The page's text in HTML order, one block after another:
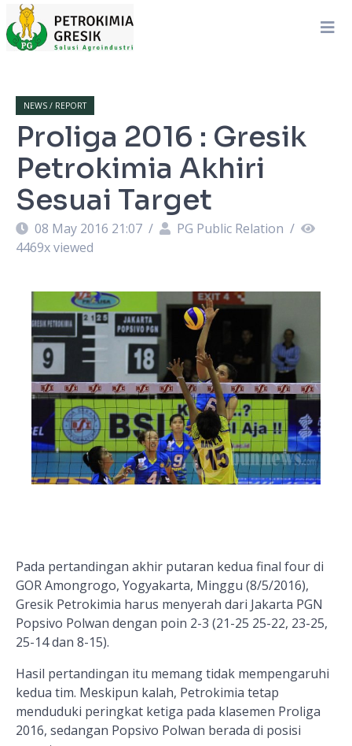
NEWS / REPORT
Proliga 2016 : Gresik
Petrokimia Akhiri
Sesuai Target
08 May 2016 21:07 / PG Public Relation /
4469x viewed
Pada pertandingan akhir putaran kedua final four di
GOR Amongrogo, Yogyakarta, Minggu (8/5/2016),
Gresik Petrokimia harus menyerah dari Jakarta PGN
Popsivo Polwan dengan poin 2-3 (21-25 25-22, 23-25,
25-14 dan 8-15).
Hasil pertandingan itu memang tidak mempengaruhi
kedua tim. Meskipun kalah, Petrokimia tetap
menduduki peringkat ketiga pada klasemen Proliga
2016, sedangan Popsivo Polwan berada di posisi